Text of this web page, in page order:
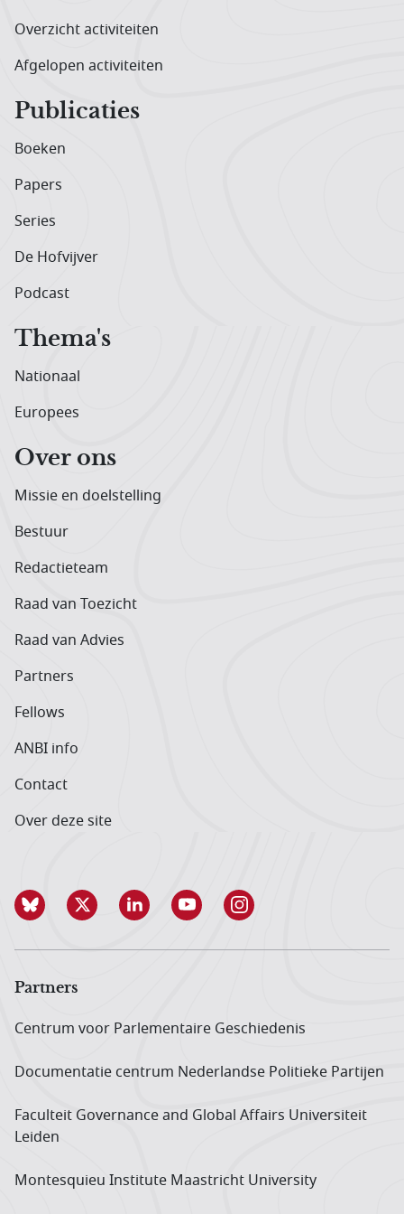
Overzicht activiteiten
Afgelopen activiteiten
Publicaties
Boeken
Papers
Series
De Hofvijver
Podcast
Thema's
Nationaal
Europees
Over ons
Missie en doelstelling
Bestuur
Redactieteam
Raad van Toezicht
Raad van Advies
Partners
Fellows
ANBI info
Contact
Over deze site
Partners
Centrum voor Parlementaire Geschiedenis
Documentatie centrum Neder­landse Politieke Partijen
Faculteit Governance and Global Affairs Universiteit
Leiden
Montesquieu Institute Maastricht University